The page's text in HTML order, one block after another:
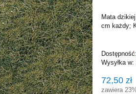
Mata
cm każdy;
Dostępność:
Wysyłka w:
72,50 zł
zawiera